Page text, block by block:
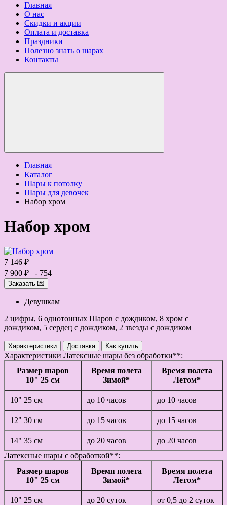
Главная
О нас
Скидки и акции
Оплата и доставка
Праздники
Полезно знать о шарах
Контакты
Главная
Каталог
Шары к потолку
Шары для девочек
Набор хром
Набор хром
7 146 ₽
7 900 ₽ - 754
Заказать 💌
Девушкам
2 цифры, 6 однотонных Шаров с дождиком, 8 хром с
дождиком, 5 сердец с дождиком, 2 звезды с дождиком
Характеристики Доставка Как купить
Характеристики Латексные шары без обработки**:
Размер шаров
10" 25 см
Время полета
Зимой*
Время полета
Летом*
10" 25 см до 10 часов до 10 часов
12" 30 см до 15 часов до 15 часов
14" 35 см до 20 часов
до 20 часов
Латексные шары с обработкой**:
Размер шаров
10" 25 см
Время полета
Зимой*
Время полета
Летом*
10" 25 см до 20 суток от 0,5 до 2 суток